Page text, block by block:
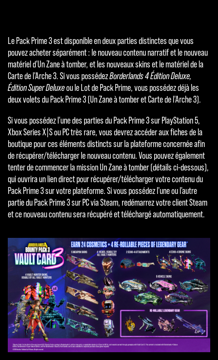
a
y
En
cliqu
sur
Joue
r,
vous
acce
ptez
la
politi
que
confi
denti
alité
de
YouT
ube
et le
tran
sfert
de
donn
Le Pack Prime 3 est disponible en deux parties distinctes que vous
pouvez acheter séparément : le nouveau contenu narratif et le nouveau
matériel d'Un Zane à tomber, et les nouveaux skins et le matériel de la
Carte de l'Arche 3. Si vous possédezBorderlands 4 Édition Deluxe,
Édition Super Deluxeou le Lot de Pack Prime, vous possédez déjà les
deux volets du Pack Prime 3 (Un Zane à tomber et Carte de l'Arche 3).
Si vous possédez l'une des parties du Pack Prime 3 sur PlayStation 5,
Xbox Series X|S ou PC très rare, vous devrez accéder aux fiches de la
boutique pour ces éléments distincts sur la plateforme concernée afin
de récupérer/télécharger le nouveau contenu. Vous pouvez également
tenter de commencer la mission Un Zane à tomber (détails ci-dessous),
qui ouvrira un lien direct pour récupérer/télécharger votre contenu du
Pack Prime 3 sur votre plateforme. Si vous possédez l'une ou l'autre
partie du Pack Prime 3 sur PC via Steam, redémarrez votre client Steam
et ce nouveau contenu sera récupéré et téléchargé automatiquement.